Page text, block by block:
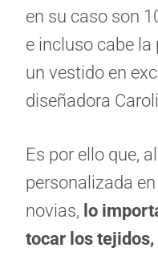
en su caso son
e incluso cabe
un vestido en
diseñadora
Es por ello que,
personalizada
novias, lo
tocar los tejidos,